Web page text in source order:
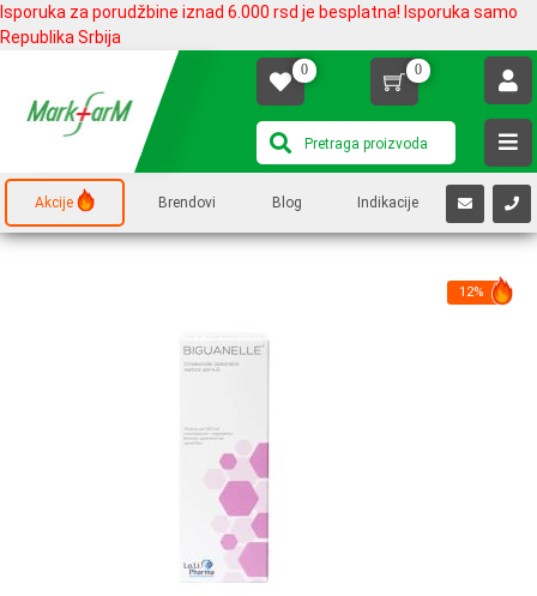
Isporuka za porudžbine iznad 6.000 rsd je besplatna! Isporuka samo
Republika Srbija
0 0
Akcije Brendovi Blog Indikacije
12%